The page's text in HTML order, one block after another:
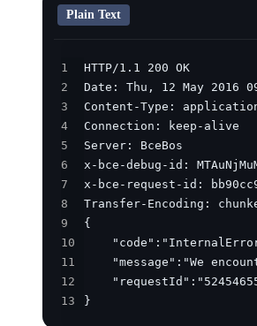
Plain Text
1
2
3
4
5
6
7
8
9
10
11
12
13
}